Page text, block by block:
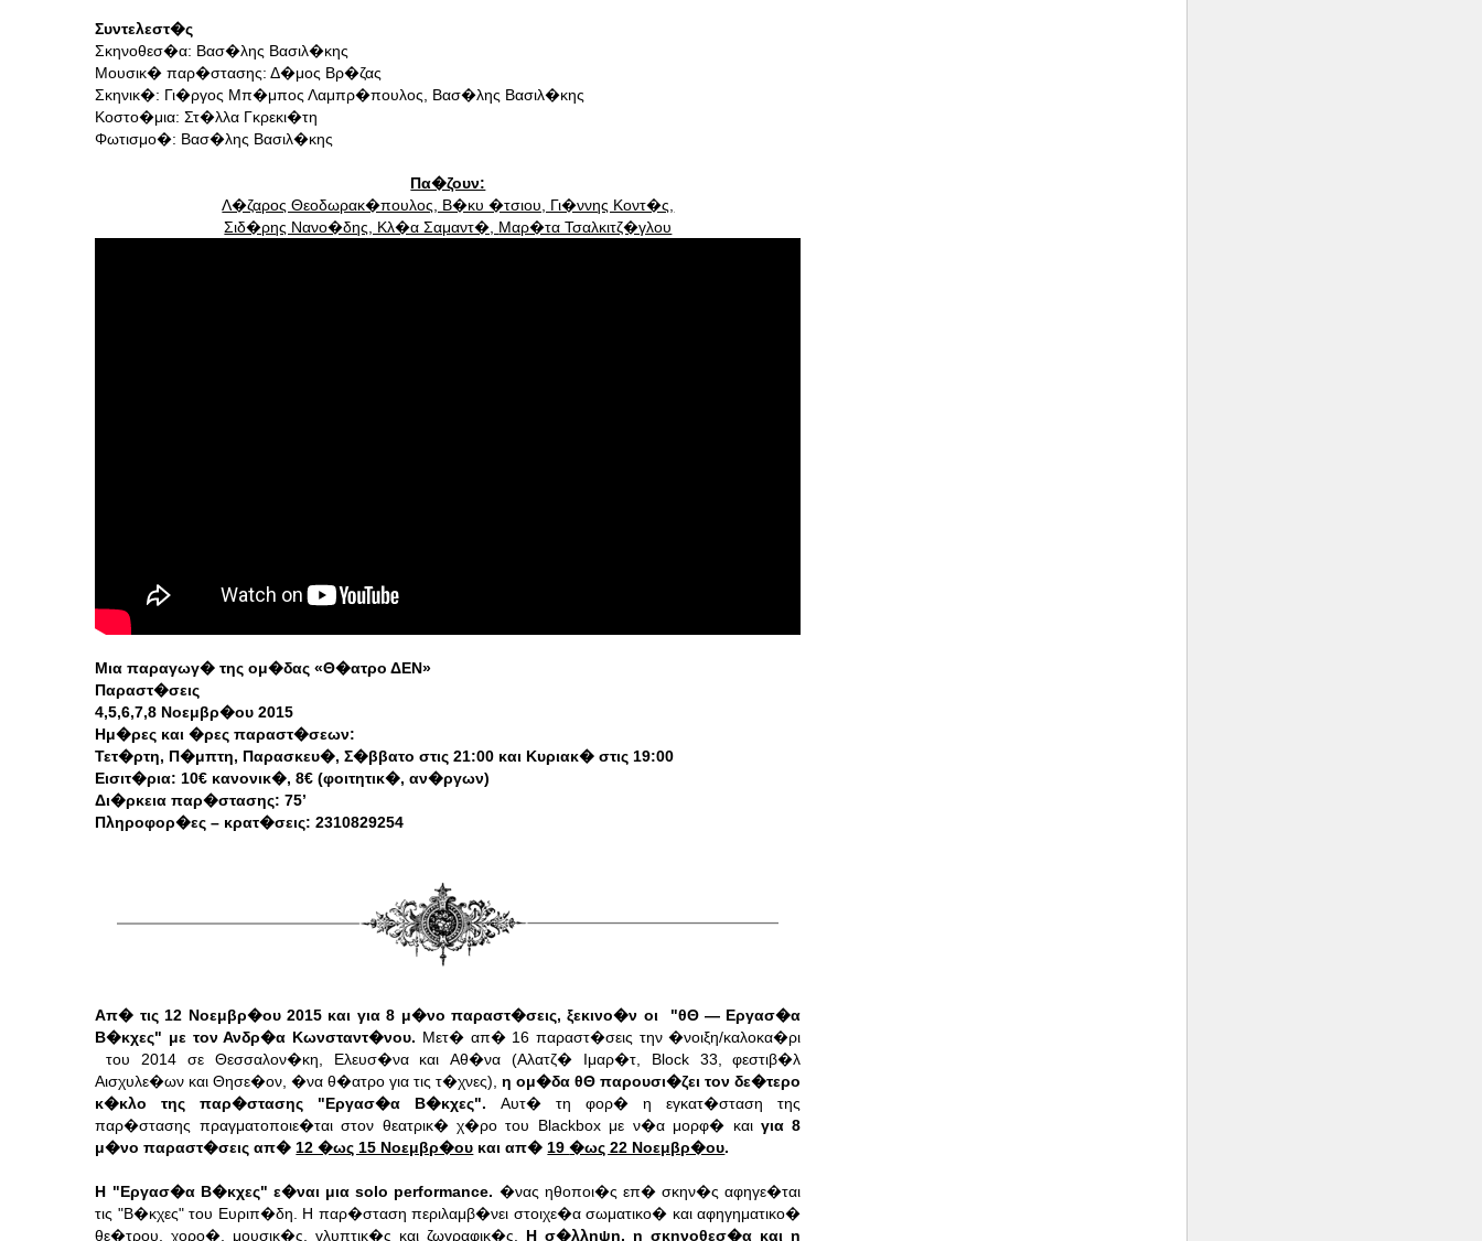
Συντελεστ�ς
Σκηνοθεσ�α: Βασ�λης Βασιλ�κης
Μουσικ� παρ�στασης: Δ�μος Βρ�ζας
Σκηνικ�: Γι�ργος Μπ�μπος Λαμπρ�πουλος, Βασ�λης Βασιλ�κης
Κοστο�μια: Στ�λλα Γκρεκι�τη
Φωτισμο�: Βασ�λης Βασιλ�κης
Πα�ζουν:
Λ�ζαρος Θεοδωρακ�πουλος, Β�κυ �τσιου, Γι�ννης Κοντ�ς,
Σιδ�ρης Νανο�δης, Κλ�α Σαμαντ�, Μαρ�τα Τσαλκιτζ�γλου
Μια παραγωγ� της ομ�δας «Θ�ατρο ΔΕΝ»
Παραστ�σεις
4,5,6,7,8 Νοεμβρ�ου 2015
Ημ�ρες και �ρες παραστ�σεων:
Τετ�ρτη, Π�μπτη, Παρασκευ�, Σ�ββατο στις 21:00 και Κυριακ� στις 19:00
Εισιτ�ρια: 10€ κανονικ�, 8€ (φοιτητικ�, αν�ργων)
Δι�ρκεια παρ�στασης: 75’
Πληροφορ�ες – κρατ�σεις: 2310829254
Απ� τις 12 Νοεμβρ�ου 2015 και για 8 μ�νο παραστ�σεις, ξεκινο�ν οι "θΘ — Εργασ�α
Β�κχες" με τον Ανδρ�α Κωνσταντ�νου. Μετ� απ� 16 παραστ�σεις την �νοιξη/καλοκα�ρι
του 2014 σε Θεσσαλον�κη, Ελευσ�να καιΑθ�να (Αλατζ� Ιμαρ�τ, Block 33, φεστιβ�λ
Αισχυλε�ων και Θησε�ον, �να θ�ατρο για τιςτ�χνες),η ομ�δα θΘ παρουσι�ζει τον δε�τερο
κ�κλο της παρ�στασης "Εργασ�α Β�κχες".
Αυτ� τη φορ� η εγκατ�σταση της
παρ�στασης πραγματοποιε�ται στον θεατρικ� χ�ρο του Blackbox με ν�α μορφ� και για 8
μ�νο παραστ�σεις απ� 12 �ως 15 Νοεμβρ�ου και απ� 19�ως 22 Νοεμβρ�ου.
Η "Εργασ�α Β�κχες" ε�ναι μια solo performance. �νας ηθοποι�ς επ� σκην�ς αφηγε�ται
τις "Β�κχες" του Ευριπ�δη. Η παρ�σταση περιλαμβ�νει στοιχε�α σωματικο� και αφηγηματικο�
θε�τρου, χορο�, μουσικ�ς, γλυπτικ�ς και ζωγραφικ�ς. Η σ�λληψη, η σκηνοθεσ�α και η